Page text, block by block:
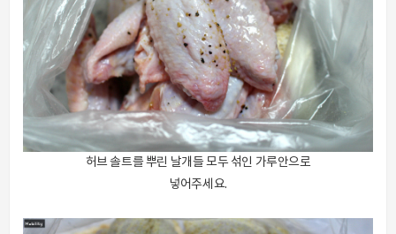
허브 솔트를 뿌린 날개들 모두 섞인 가루안으로
넣어주세요.